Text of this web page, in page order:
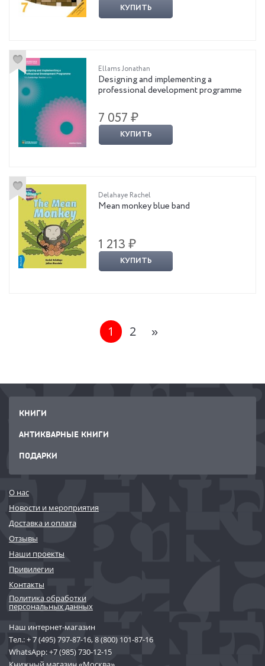
КУПИТЬ
Ellams Jonathan
Designing and implementing a
professional development programme
7 057 ₽
КУПИТЬ
Delahaye Rachel
Mean monkey blue band
1 213 ₽
КУПИТЬ
1 2 »
КНИГИ
АНТИКВАРНЫЕ КНИГИ
ПОДАРКИ
О нас
Новости и мероприятия
Доставка и оплата
Отзывы
Наши проекты
Привилегии
Контакты
Политика обработки
персональных данных
Наш интернет-магазин
Тел.:+ 7 (495) 797-87-16,8 (800) 101-87-16
WhatsApp:+7 (985) 730-12-15